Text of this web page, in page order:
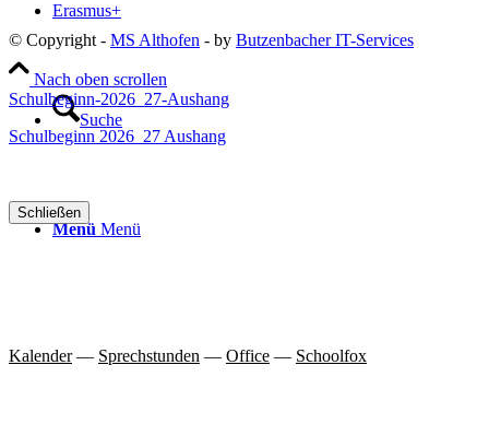
Erasmus+
Suche
Menü Menü
Kalender— Sprechstunden — Office — Schoolfox
© Copyright - MS Althofen - by Butzenbacher IT-Services
Nach oben scrollen
Schulbeginn-2026_27-Aushang
Schulbeginn 2026_27 Aushang
Schließen